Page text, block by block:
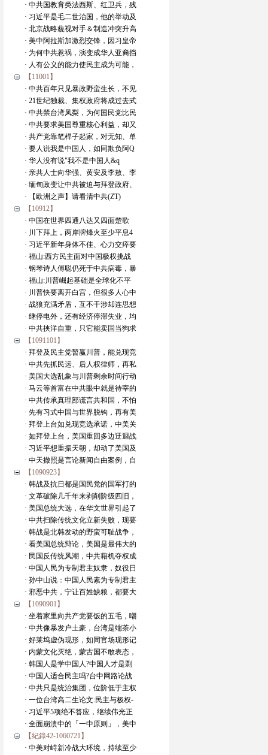
· 中共国教育类法西斯、红卫兵，残
· 习近平是毛二世治国，他的举动及
· 北京战略藐视对手＆制造冲突升高
· 美中阿拉斯加激烈交锋，因习皇帝
· 为何中共惹祸，演变成华人亚裔挡
· 人有公义的能力使民主成为可能，
【11001】
· 中共百年只见暴政野蛮生长，不见
· 21世纪独裁、集权政府将成过去式
· 中共禁台湾凤梨，为何国民党比民
· 中共要求美国尊重核心利益，却又
· 共产党靠笔桿子起家，对无知、单
· 要人说我是中国人，如同欺负阿Q
· 华人没有说"我不是中国人&q
· 亲共人士向华强、黄安及李敖、李
· 缅甸政变让中共被迫与拜登政府、
· 【欧洲之声】请看清中共(ZT)
【10912】
· 中国在世界四通八达又四面楚歌
· 川下拜上，两岸牌烽火至少平息4
· 习近平新年身体不佳、心力交瘁要
· 福山:西方民主面对中国极权挑战
· 钢琴诗人傅聪仍死于中共病毒，暴
· 福山:川普崛起基础是全球化不平
· 川普快要离开白宫，但很多人心中
· 战狼充满矛盾，互不干涉却连思想
· 继停电外，还有经济停滞失业，均
· 中共挟洋自重，只它能卖国当狗求
【1091101】
· 拜登及民主党暂赢川普，能兑现竞
· 中共先抓民运、后人权律师，再私
· 美国大选乱象与川普剩余时间行动
· 马云等首富在中共眼中就是待宰的
· 中共传承真理部谎言共和国，不怕
· 先有习式中国与世界脱钩，再有美
· 拜登上台如兑现竞选承诺，中美关
· 如拜登上台，美国重回多边迂迴战
· 习近平想重振天朝，却动了美国及
· 中天撤照是言论新闻自由案例，自
【1090923】
· 韩战及抗日都是国民党的国军打的
· 文革破除几千年来剥削阶级四旧，
· 美国总统大选，在华文世界引起了
· 中共扫除传统文化立新失败，现要
· 韩战是北韩发动的野蛮可耻战争，
· 看美国总统辩论，美国是最伟大的
· 民国反传统风潮，中共藉机夺权成
· 中国人民为专制君主奴隶，奴役日
· 孙中山说：中国人民素为专制君主
· 邪恶中共，宁让百姓缺粮，都要大
【1090901】
· 坐着家里向共产党要饭的五毛，嘲
· 中共像暴发户土豪，台湾是端茶小
· 好莱坞虚伪现形，如同官场现形记
· 内蒙文化灭绝，蒙古国不敢表态，
· 韩国人是学中国人?中国人才是剽
· 中国人适合民主吗?台中网路论战
· 中共只是统治集团，位阶低于主权
· 一位台湾高二生论文:民主与极权-
· 习近平5项绝不答应，继续伟光正
· 全面崩溃中的「一中原则」，美中
【紀錄42-1060721】
· 中美对峙新冷战大环境，持续至少